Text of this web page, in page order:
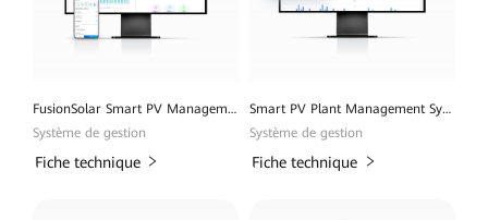
FusionSolar Smart PV Management System
Système de gestion
Fiche technique
Smart PV Plant Management System
Système de gestion
Fiche technique